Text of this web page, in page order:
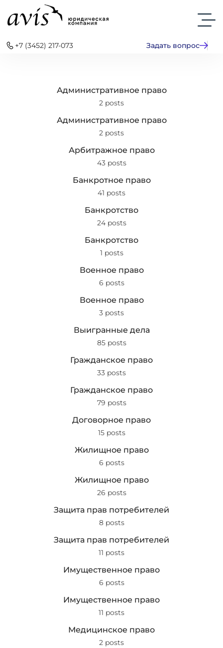
+7 (3452) 217-073 Задать вопрос
Административное право
2 posts
Административное право
2 posts
Арбитражное право
43 posts
Банкротное право
41 posts
Банкротство
24 posts
Банкротство
1 posts
Военное право
6 posts
Военное право
3 posts
Выигранные дела
85 posts
Гражданское право
33 posts
Гражданское право
79 posts
Договорное право
15 posts
Жилищное право
6 posts
Жилищное право
26 posts
Защита прав потребителей
8 posts
Защита прав потребителей
11 posts
Имущественное право
6 posts
Имущественное право
11 posts
Медицинское право
2 posts